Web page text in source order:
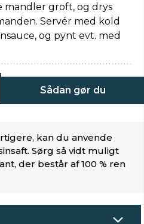
groft, og drys
Servér med kold
og pynt evt. med
Sådan gør du
kan du anvende
Sørg så vidt muligt
der består af 100 % ren